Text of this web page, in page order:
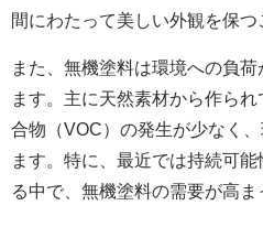
間にわたって美しい外観を保つ
また、無機塗料は環境への負
ます。主に天然素材から作ら
合物（VOC）の発生が少なく
ます。特に、最近では持続可
る中で、無機塗料の需要が高ま